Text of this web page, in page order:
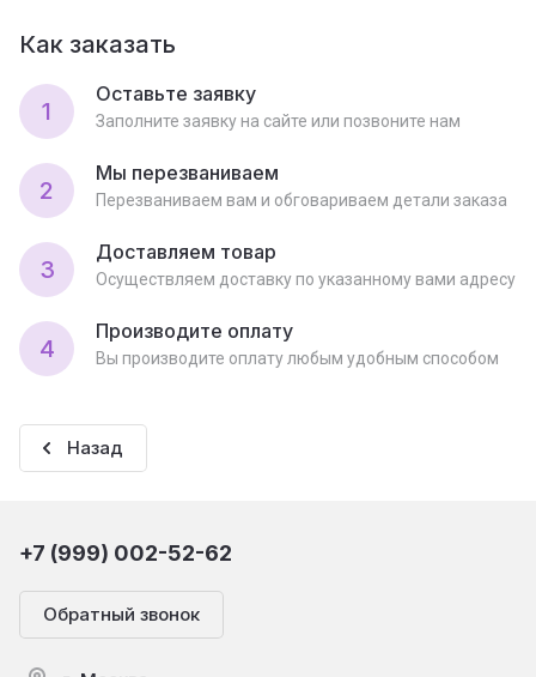
Как заказать
1
Оставьте заявку
Заполните заявку на сайте или позвоните нам
2
Мы перезваниваем
Перезваниваем вам и обговариваем детали заказа
3
Доставляем товар
Осуществляем доставку по указанному вами адресу
4
Производите оплату
Вы производите оплату любым удобным способом
Назад
+7 (999) 002-52-62
Обратный звонок